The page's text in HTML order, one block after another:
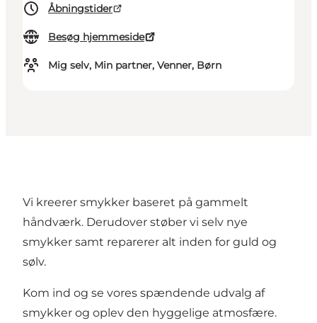
Åbningstider
Besøg hjemmeside
Mig selv, Min partner, Venner, Børn
Vi kreerer smykker baseret på gammelt
håndværk. Derudover støber vi selv nye
smykker samt reparerer alt inden for guld og
sølv.
Kom ind og se vores spændende udvalg af
smykker og oplev den hyggelige atmosfære.